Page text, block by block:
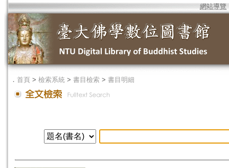
網站導覽
． 首頁 > 檢索系統 > 書目檢索 > 書目明細